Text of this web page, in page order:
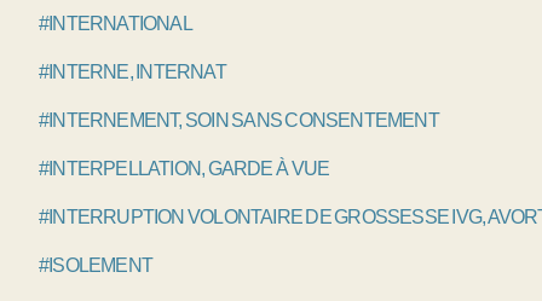
#INTERNATIONAL
#INTERNE, INTERNAT
#INTERNEMENT, SOIN SANS CONSENTEMENT
#INTERPELLATION, GARDE À VUE
#INTERRUPTION VOLONTAIRE DE GROSSESSE IVG,
#ISOLEMENT